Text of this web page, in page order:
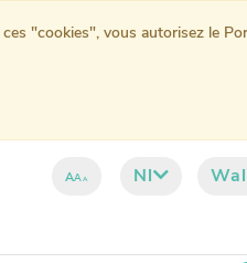
AAA Nl
"cookies", vous autorisez le